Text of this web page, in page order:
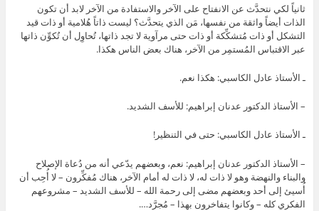
ثانياً لكي نتحدَّث عن الانفتاح على الآخر والاستفادة من الآخر لابد أن تكون
الذات أيضاً واثقة من نفسها، مَن الذي يتحدَّث؟ ليست ذاتاً هُلامية أو ذات قيد
التشكل أو ذات مُتشكِّكة أو ذات حتى مرآوية لا تجد ذاتها، تُحاوِل أن تُكوِّن ذاتها
عبر الاقتباس المُستمِر من الآخر، هناك بعض الناس هكذا.
ـ الأستاذ عادل الكاسبي: هكذا نعم.
– الأستاذ الدكتور عدنان إبراهيم: للأسف الشديد.
ـ الأستاذ عادل الكاسبي: حتى في التنظير!
– الأستاذ الدكتور عدنان إبراهيم: نعم، وبعضهم يدّعي أنه من دُعاة الإصلاح
والبناء والنهضة وهو لا ذات له، لا ذات له أمام الآخر، هناك مُفكِّرون – لا أُحِب أن
أُسيئ إلى أحد وبعضهم مضى إلى رحمة الله – للأسف الشديد – مشروعهم
الفكري كله – وكانوا يتفاخرون بهذا – مُجرَّد….